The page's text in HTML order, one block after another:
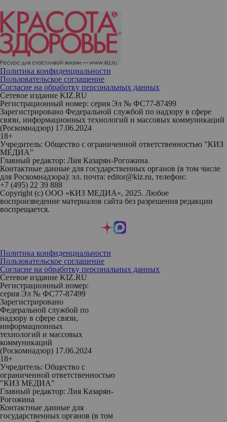
Политика конфиденциальности
Пользовательское соглашение
Согласие на обработку персональных данных
Сетевое издание KIZ.RU
Регистрационный номер: серия Эл № ФС77-87499
Зарегистрировано Федеральной службой по надзору в сфере
связи, информационных технологий и массовых коммуникаций
(Роскомнадзор) 17.06.2024
18+
Учредитель: Общество с ограниченной ответственностью "КИЗ
МЕДИА"
Главный редактор: Лия Казарян-Рогожина
Контактные данные для государственных органов (в том числе
для Роскомнадзора): эл. почта: editor@kiz.ru, телефон:
+7 (495) 22 39 888
Copyright (с) ООО «КИЗ МЕДИА», 2025. Любое
воспроизведение материалов сайта без разрешения редакции
воспрещается.
Политика конфиденциальности
Пользовательское соглашение
Согласие на обработку персональных данных
Сетевое издание KIZ.RU
Регистрационный номер:
серия Эл № ФС77-87499
Зарегистрировано
Федеральной службой по
надзору в сфере связи,
информационных
технологий и массовых
коммуникаций
(Роскомнадзор) 17.06.2024
18+
Учредитель: Общество с
ограниченной ответственностью
"КИЗ МЕДИА"
Главный редактор: Лия Казарян-
Рогожина
Контактные данные для
государственных органов (в том